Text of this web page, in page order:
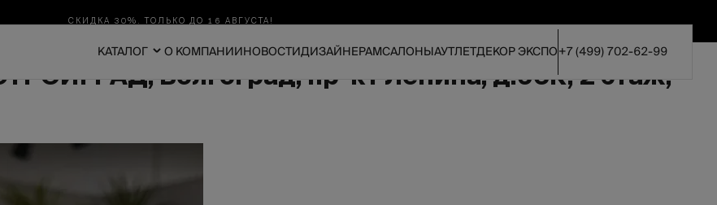
СКИДКА 30%. ТОЛЬКО ДО 16 АВГУСТА!
КАТАЛОГ О КОМПАНИИНОВОСТИДИЗАЙНЕРАМСАЛОНЫАУТЛЕТДЕКОР ЭКСПО+7 (499) 702-62-99
Волгоград, пр-кт Ленина, д.65К, 2 этаж,